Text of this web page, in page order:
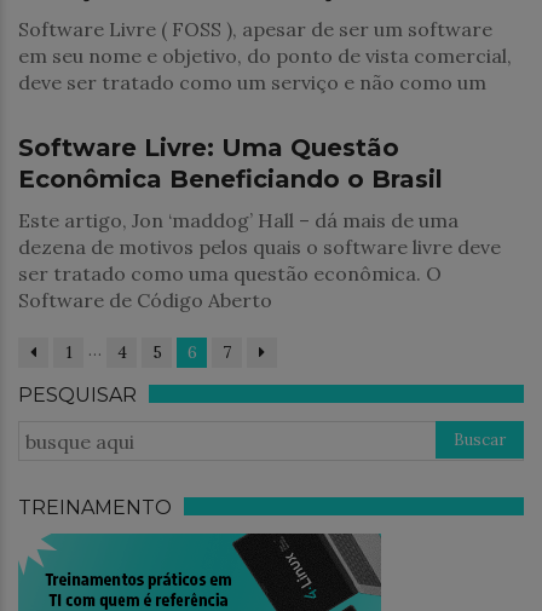
Software Livre ( FOSS ), apesar de ser um software
em seu nome e objetivo, do ponto de vista comercial,
deve ser tratado como um serviço e não como um
Negócios
Software Livre: Uma Questão
Econômica Beneficiando o Brasil
Este artigo, Jon ‘maddog’ Hall – dá mais de uma
dezena de motivos pelos quais o software livre deve
ser tratado como uma questão econômica. O
Software de Código Aberto
1 … 4 5 6 7
PESQUISAR
TREINAMENTO